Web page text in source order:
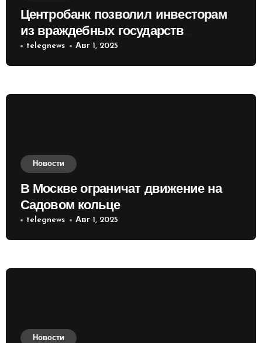
Центробанк позволил инвесторам
из враждебных государств
приобретать валюту
telegnews Авг 1, 2025
Новости
В Москве ограничат движение на
Садовом кольце
telegnews Авг 1, 2025
Новости